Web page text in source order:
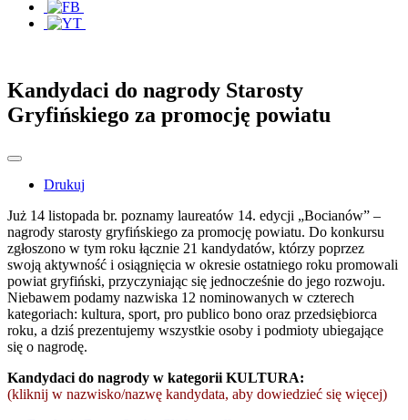
Kandydaci do nagrody Starosty
Gryfińskiego za promocję powiatu
Drukuj
Już 14 listopada br. poznamy laureatów 14. edycji „Bocianów” –
nagrody starosty gryfińskiego za promocję powiatu. Do konkursu
zgłoszono w tym roku łącznie 21 kandydatów, którzy poprzez
swoją aktywność i osiągnięcia w okresie ostatniego roku promowali
powiat gryfiński, przyczyniając się jednocześnie do jego rozwoju.
Niebawem podamy nazwiska 12 nominowanych w czterech
kategoriach: kultura, sport, pro publico bono oraz przedsiębiorca
roku, a dziś prezentujemy wszystkie osoby i podmioty ubiegające
się o nagrodę.
Kandydaci do nagrody w kategorii KULTURA:
(kliknij w nazwisko/nazwę kandydata, aby dowiedzieć się więcej)